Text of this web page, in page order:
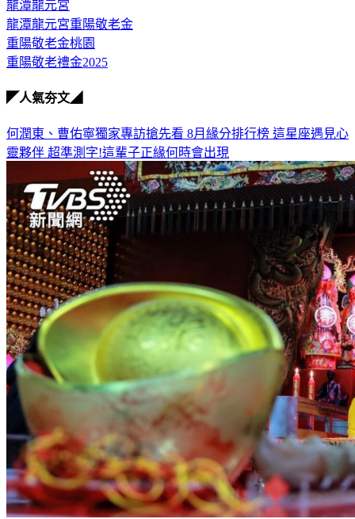
龍潭龍元宮
龍潭龍元宮重陽敬老金
重陽敬老金桃園
重陽敬老禮金2025
◤人氣夯文◢
何潤東、曹佑寧獨家專訪搶先看 8月緣分排行榜 這星座遇見心
靈夥伴 超準測字!這輩子正緣何時會出現